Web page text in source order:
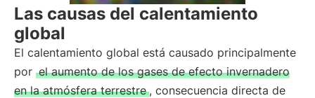
Las causas del calentamiento
global
El calentamiento global está causado principalmente
por el aumento de los gases de efecto invernadero
en la atmósfera terrestre , consecuencia directa de